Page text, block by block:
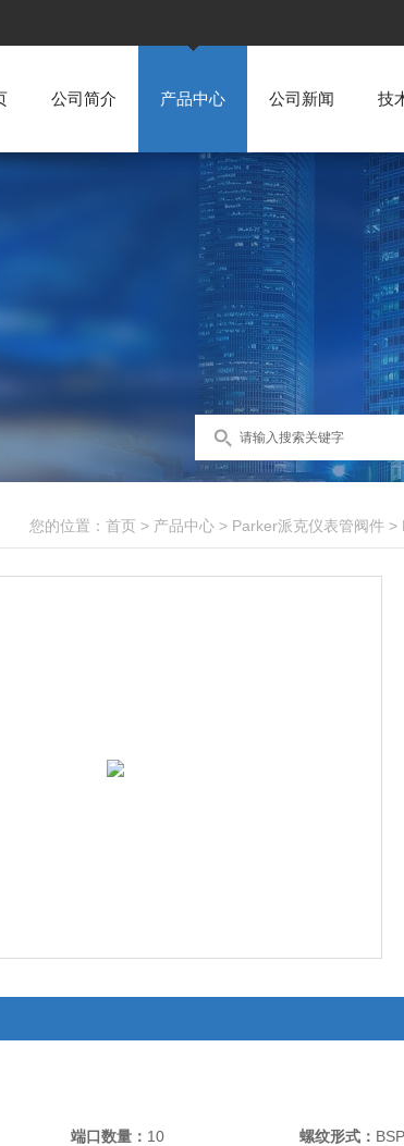
公司简介 产品中心 公司新闻 技
您的位置： 首页 > 产品中心 > Parker派克仪表管阀件 >
端口数量： 10 螺纹形式：